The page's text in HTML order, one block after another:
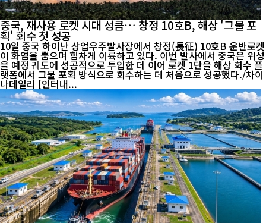
중국, 재사용 로켓 시대 성큼… 창정 10호B, 해상 '그물 포
획' 회수 첫 성공
10일 중국 하이난 상업우주발사장에서 창정(長征) 10호B 운반로켓
이 화염을 뿜으며 힘차게 이륙하고 있다. 이번 발사에서 중국은 위성
을 예정 궤도에 성공적으로 투입한 데 이어 로켓 1단을 해상 회수 플
랫폼에서 그물 포획 방식으로 회수하는 데 처음으로 성공했다./차이
나데일리 [인터내...